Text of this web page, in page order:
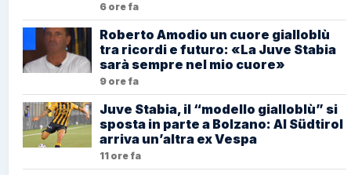
6 ore fa
Roberto Amodio un cuore gialloblù
tra ricordi e futuro: «La Juve Stabia
sarà sempre nel mio cuore»
9 ore fa
Juve Stabia, il “modello gialloblù” si
sposta in parte a Bolzano: Al Südtirol
arriva un’altra ex Vespa
11 ore fa